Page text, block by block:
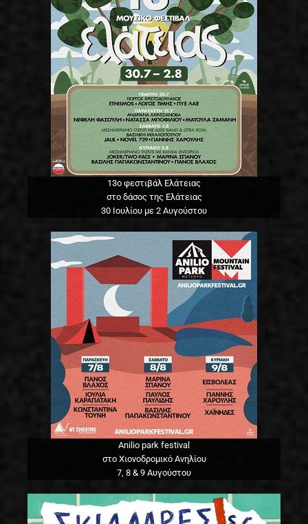
13o φεστιβάλ Ελάτειας
στο δάσος της Ελάτειας
30 Ιουλίου με 2 Αυγούστου
Anilio park festival
στο Χιονοδρομικό Ανηλίου
7, 8 & 9 Αυγούστου